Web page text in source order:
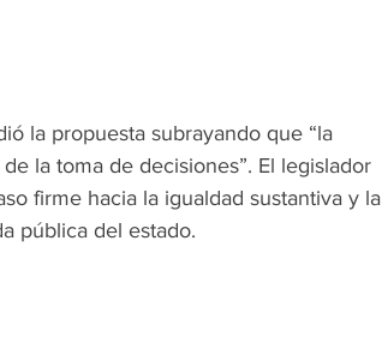
la propuesta subrayando que “la
la toma de decisiones”. El legislador
firme hacia la igualdad sustantiva y la
pública del estado.